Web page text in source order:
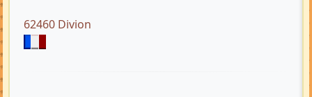
62460 Divion